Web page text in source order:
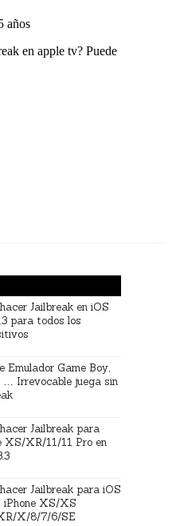
Jailbreak en iOS
para todos los
Emulador Game Boy,
… Irrevocable juega sin
Jailbreak para
XS/XR/11/11 Pro en
Jailbreak para iOS
iPhone XS/XS
X/8/7/6/SE